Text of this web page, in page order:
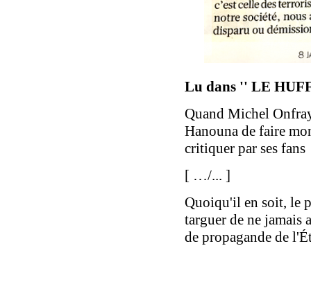
Lu dans '' LE
Quand Michel
Hanouna de faire
critiquer par ses fans
[ …/... ]
Quoiqu'il en soit, le
targuer de ne jamais
de propagande de